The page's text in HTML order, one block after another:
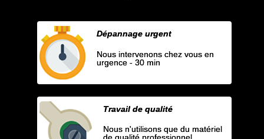
Dépannage urgent
Nous intervenons chez vous en
urgence - 30 min
Travail de qualité
Nous n'utilisons que du matériel